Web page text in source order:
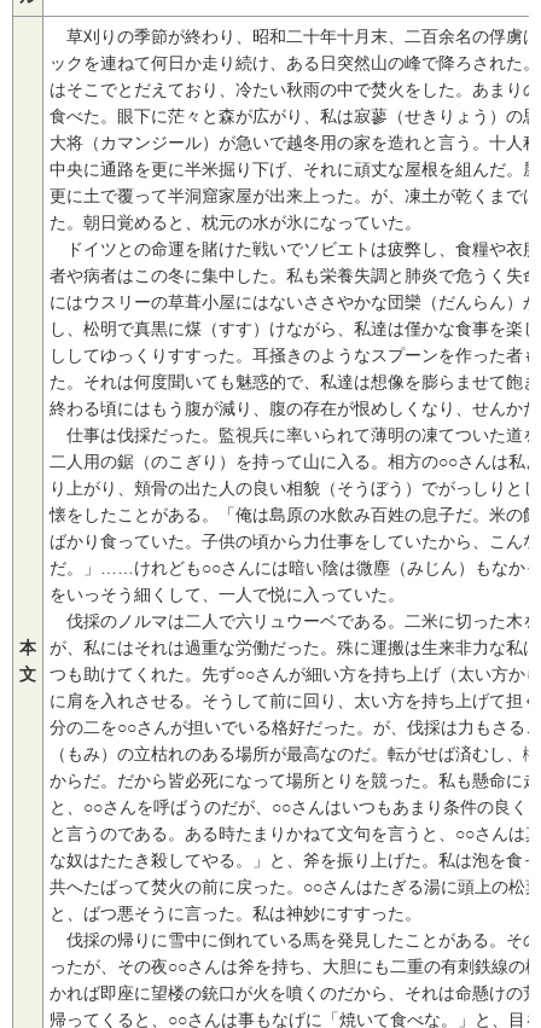
本
文
草刈りの季節が終わり、昭和二十年十月末、二百余名の俘虜
ックを連ねて何日か走り続け、ある日突然山の峰で降ろされた
はそこでとだえており、冷たい秋雨の中で焚火をした。あまり
食べた。眼下に茫々と森が広がり、私は寂蓼（せきりょう）の
大将（カマンジール）が急いで越冬用の家を造れと言う。十人
中央に通路を更に半米掘り下げ、それに頑丈な屋根を組んだ。
更に土で覆って半洞窟家屋が出来上った。が、凍土が乾くまで
た。朝日覚めると、枕元の水が氷になっていた。
ドイツとの命運を賭けた戦いでソビエトは疲弊し、食糧や衣
者や病者はこの冬に集中した。私も栄養失調と肺炎で危うく失
にはウスリーの草葺小屋にはないささやかな団欒（だんらん）
し、松明で真黒に煤（すす）けながら、私達は僅かな食事を楽
ししてゆっくりすすった。耳掻きのようなスプーンを作った者
た。それは何度聞いても魅惑的で、私達は想像を膨らませて飽
終わる頃にはもう腹が減り、腹の存在が恨めしくなり、せんか
仕事は伐採だった。監視兵に率いられて薄明の凍てついた道
二人用の鋸（のこぎり）を持って山に入る。相方の○○さんは私
り上がり、頬骨の出た人の良い相貌（そうぼう）でがっしりと
懐をしたことがある。「俺は島原の水飲み百姓の息子だ。米の
ばかり食っていた。子供の頃から力仕事をしていたから、こん
だ。」……けれども○○さんには暗い陰は微塵（みじん）もなか
をいっそう細くして、一人で悦に入っていた。
伐採のノルマは二人で六リュウーベである。二米に切った木
が、私にはそれは過重な労働だった。殊に運搬は生来非力な私
つも助けてくれた。先ず○○さんが細い方を持ち上げ（太い方か
に肩を入れさせる。そうして前に回り、太い方を持ち上げて担
分の二を○○さんが担いでいる格好だった。が、伐採は力もさる
（もみ）の立枯れのある場所が最高なのだ。転がせば済むし、
からだ。だから皆必死になって場所とりを競った。私も懸命に
と、○○さんを呼ばうのだが、○○さんはいつもあまり条件の良く
と言うのである。ある時たまりかねて文句を言うと、○○さんは
な奴はたたき殺してやる。」と、斧を振り上げた。私は泡を食
共へたばって焚火の前に戻った。○○さんはたぎる湯に頭上の松
と、ばつ悪そうに言った。私は神妙にすすった。
伐採の帰りに雪中に倒れている馬を発見したことがある。そ
ったが、その夜○○さんは斧を持ち、大胆にも二重の有刺鉄線の
かれば即座に望楼の銃口が火を噴くのだから、それは命懸けの
帰ってくると、○○さんは事もなげに「焼いて食べな。」と、目